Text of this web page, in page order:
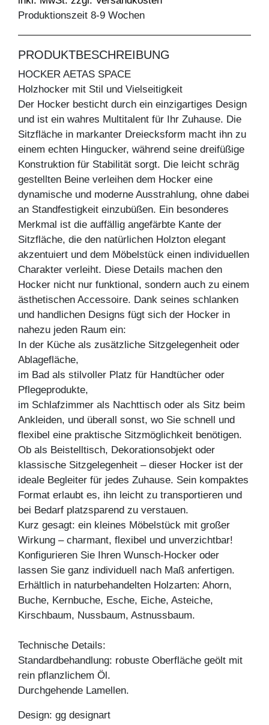
Produktionszeit 8-9 Wochen
PRODUKTBESCHREIBUNG
HOCKER AETAS SPACE
Holzhocker mit Stil und Vielseitigkeit
Der Hocker besticht durch ein einzigartiges Design
und ist ein wahres Multitalent für Ihr Zuhause. Die
Sitzfläche in markanter Dreiecksform macht ihn zu
einem echten Hingucker, während seine dreifüßige
Konstruktion für Stabilität sorgt. Die leicht schräg
gestellten Beine verleihen dem Hocker eine
dynamische und moderne Ausstrahlung, ohne dabei
an Standfestigkeit einzubüßen. Ein besonderes
Merkmal ist die auffällig angefärbte Kante der
Sitzfläche, die den natürlichen Holzton elegant
akzentuiert und dem Möbelstück einen individuellen
Charakter verleiht. Diese Details machen den
Hocker nicht nur funktional, sondern auch zu einem
ästhetischen Accessoire. Dank seines schlanken
und handlichen Designs fügt sich der Hocker in
nahezu jeden Raum ein:
In der Küche als zusätzliche Sitzgelegenheit oder
Ablagefläche,
im Bad als stilvoller Platz für Handtücher oder
Pflegeprodukte,
im Schlafzimmer als Nachttisch oder als Sitz beim
Ankleiden, und überall sonst, wo Sie schnell und
flexibel eine praktische Sitzmöglichkeit benötigen.
Ob als Beistelltisch, Dekorationsobjekt oder
klassische Sitzgelegenheit – dieser Hocker ist der
ideale Begleiter für jedes Zuhause. Sein kompaktes
Format erlaubt es, ihn leicht zu transportieren und
bei Bedarf platzsparend zu verstauen.
Kurz gesagt: ein kleines Möbelstück mit großer
Wirkung – charmant, flexibel und unverzichtbar!
Konfigurieren Sie Ihren Wunsch-Hocker oder
lassen Sie ganz individuell nach Maß anfertigen.
Erhältlich in naturbehandelten Holzarten: Ahorn,
Buche, Kernbuche, Esche, Eiche, Asteiche,
Kirschbaum, Nussbaum, Astnussbaum.
Technische Details:
Standardbehandlung: robuste Oberfläche geölt mit
rein pflanzlichem Öl.
Durchgehende Lamellen.
Design: gg designart